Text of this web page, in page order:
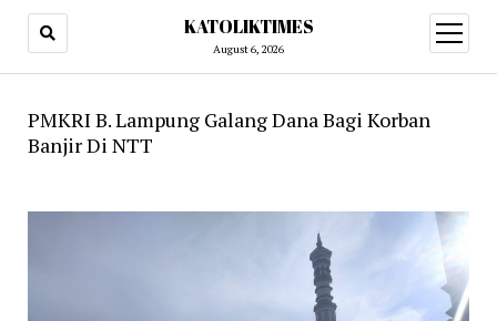
KATOLIKTIMES
August 6, 2026
open
menu
PMKRI B. Lampung Galang Dana Bagi Korban
Banjir Di NTT